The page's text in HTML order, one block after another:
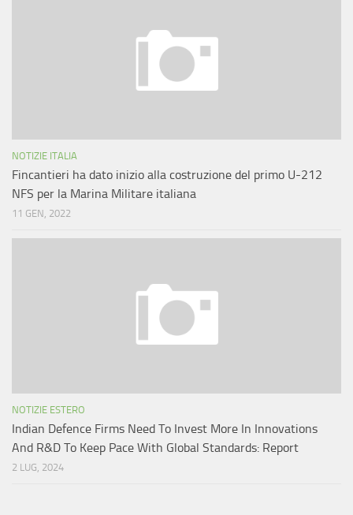
NOTIZIE ITALIA
Fincantieri ha dato inizio alla costruzione del primo U-212
NFS per la Marina Militare italiana
11 GEN, 2022
NOTIZIE ESTERO
Indian Defence Firms Need To Invest More In Innovations
And R&D To Keep Pace With Global Standards: Report
2 LUG, 2024